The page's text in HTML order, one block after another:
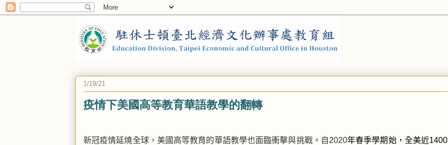
1/19/21
疫情下美國高等教育華語教學的翻轉
新冠疫情延燒全球，美國高等教育的華語教學也面臨衝擊與挑戰。自2020年春季學期始，全美近1400